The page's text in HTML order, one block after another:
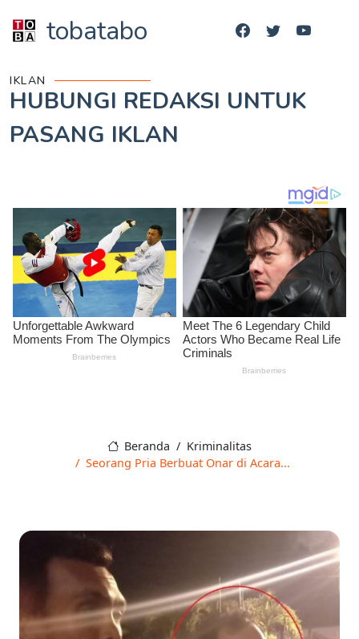
tobatabo
IKLAN
HUBUNGI REDAKSI UNTUK
PASANG IKLAN
Beranda
Kriminalitas
Seorang Pria Berbuat Onar di Acara...